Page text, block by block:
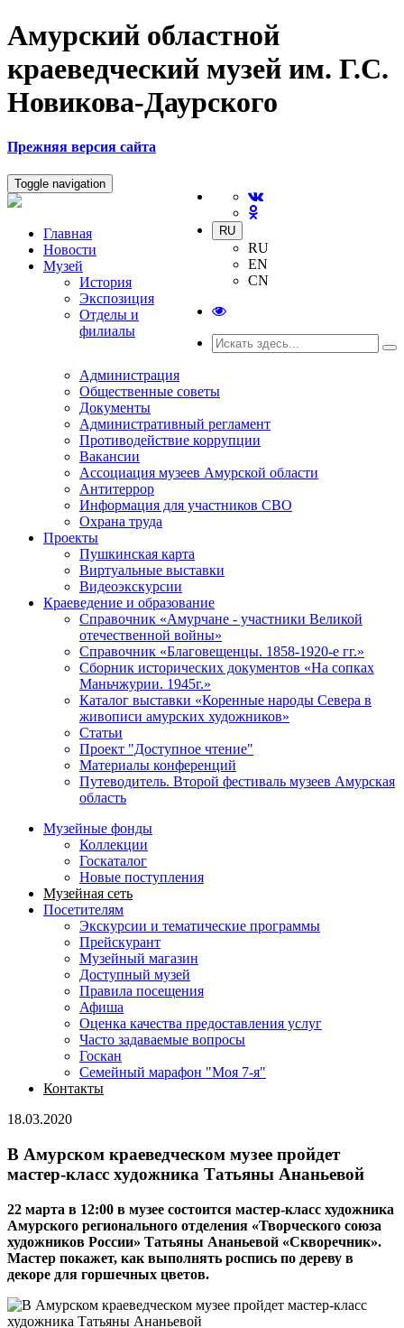
Амурский областной
краеведческий музей им. Г.С.
Новикова-Даурского
Прежняя версия сайта
RU
RU
EN
CN
Toggle navigation
Главная
Новости
Музей
История
Экспозиция
Отделы и
филиалы
Администрация
Общественные советы
Документы
Административный регламент
Противодействие коррупции
Вакансии
Ассоциация музеев Амурской области
Антитеррор
Информация для участников СВО
Охрана труда
Проекты
Пушкинская карта
Виртуальные выставки
Видеоэкскурсии
Краеведение и образование
Справочник «Амурчане - участники Великой
отечественной войны»
Справочник «Благовещенцы. 1858-1920-е гг.»
Сборник исторических документов «На сопках
Маньчжурии. 1945г.»
Каталог выставки «Коренные народы Севера в
живописи амурских художников»
Статьи
Проект "Доступное чтение"
Материалы конференций
Путеводитель. Второй фестиваль музеев Амурская
область
Музейные фонды
Коллекции
Госкаталог
Новые поступления
Музейная сеть
Посетителям
Экскурсии и тематические программы
Прейскурант
Музейный магазин
Доступный музей
Правила посещения
Афиша
Оценка качества предоставления услуг
Часто задаваемые вопросы
Госкан
Семейный марафон "Моя 7-я"
Контакты
18.03.2020
В Амурском краеведческом музее пройдет
мастер-класс художника Татьяны Ананьевой
22 марта в 12:00 в музее состоится мастер-класс художника
Амурского регионального отделения «Творческого союза
художников России» Татьяны Ананьевой «Скворечник».
Мастер покажет, как выполнять роспись по дереву в
декоре для горшечных цветов.